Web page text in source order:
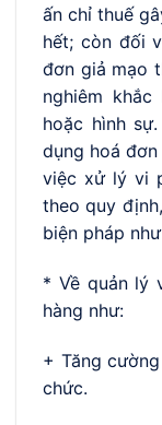
ấn chỉ thuế
hết; còn đối
đơn giả mạo
nghiêm
hoặc hình
dụng hoá
việc xử lý vi
theo quy
biện pháp
* Về quản lý
hàng như:
+ Tăng
chức.